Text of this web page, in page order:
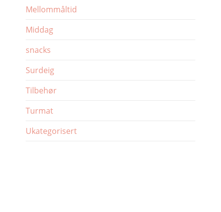
Mellommåltid
Middag
snacks
Surdeig
Tilbehør
Turmat
Ukategorisert